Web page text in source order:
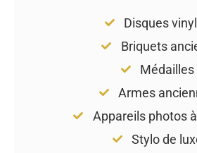
Disques
Briquets
Médailles
Armes
Appareils photos
Stylo de